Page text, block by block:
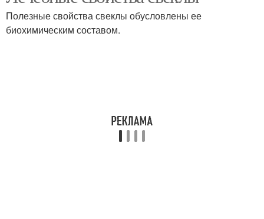
Полезные свойства свеклы обусловлены ее
биохимическим составом.